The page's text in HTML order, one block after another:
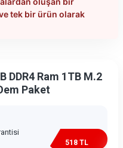
tek bir ürün olarak
DDR4 Ram 1TB M.2
Paket
518 TL